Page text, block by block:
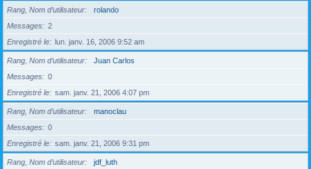
Rang, Nom d’utilisateur
rolando
Messages
2
Enregistré le
lun. janv. 16, 2006 9:52 am
Rang, Nom d’utilisateur
Juan Carlos
Messages
0
Enregistré le
sam. janv. 21, 2006 4:07 pm
Rang, Nom d’utilisateur
manoclau
Messages
0
Enregistré le
sam. janv. 21, 2006 9:31 pm
Rang, Nom d’utilisateur
jdf_luth